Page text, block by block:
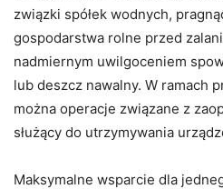
związki spółek wodnych,
gospodarstwa rolne przed
nadmiernym uwilgoceniem
lub deszcz nawalny. W ramach
można operacje związane z
służący do utrzymywania
Maksymalne wsparcie dla